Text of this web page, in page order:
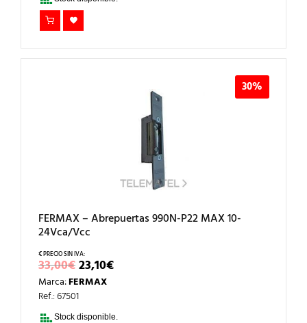
30%
FERMAX – Abrepuertas 990N-P22 MAX 10-
24Vca/Vcc
33,00€EL
PRECIO
ORIGINAL
ERA:
33,00€.
23,10€EL
PRECIO
Marca:FERMAX
Ref.: 67501
Stock disponible.